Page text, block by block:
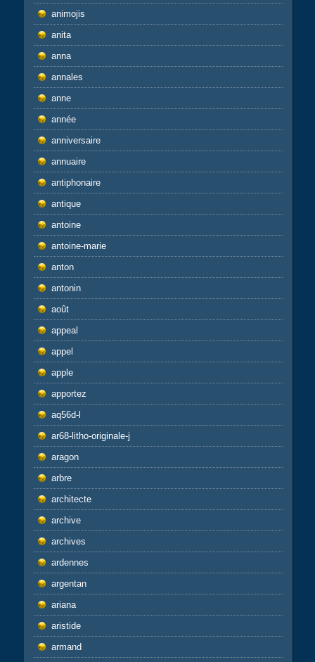
animojis
anita
anna
annales
anne
année
anniversaire
annuaire
antiphonaire
antique
antoine
antoine-marie
anton
antonin
août
appeal
appel
apple
apportez
aq56d-l
ar68-litho-originale-j
aragon
arbre
architecte
archive
archives
ardennes
argentan
ariana
aristide
armand